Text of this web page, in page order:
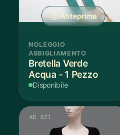
Anteprima
NOLEGGIO
ABBIGLIAMENTO
Bretella Verde
Acqua - 1 Pezzo
Disponibile
AD 021